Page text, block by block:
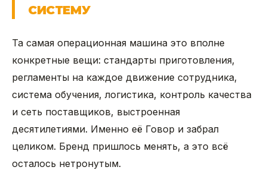
СИСТЕМУ
Та самая операционная машина это вполне
конкретные вещи: стандарты приготовления,
регламенты на каждое движение сотрудника,
система обучения, логистика, контроль качества
и сеть поставщиков, выстроенная
десятилетиями. Именно её Говор и забрал
целиком. Бренд пришлось менять, а это всё
осталось нетронутым.